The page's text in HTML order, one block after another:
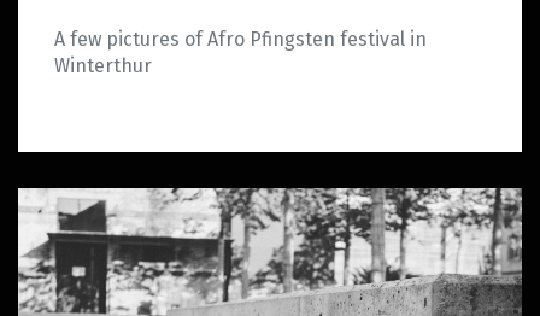
A few pictures of Afro Pfingsten festival in
Winterthur